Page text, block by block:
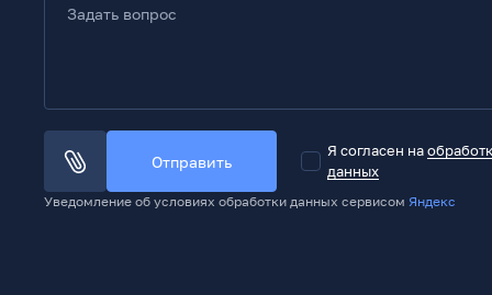
Задать вопрос
Отправить
Я согласен на
данных
Уведомление об условиях обработки данных сервисом Яндекс